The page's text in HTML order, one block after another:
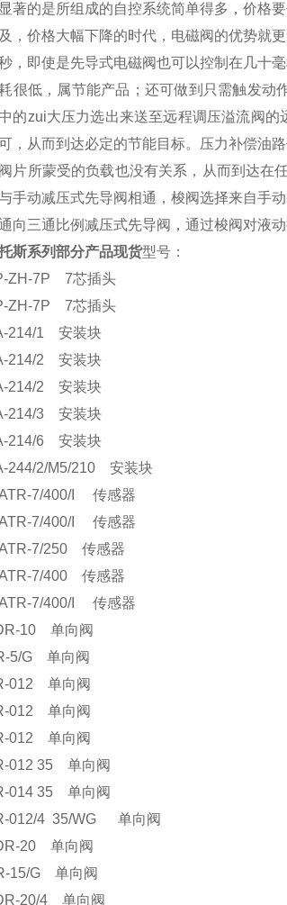
著的是所组成的自控系统简单得多，价格
，价格大幅下降的时代，电磁阀的优势就
，即使是先导式电磁阀也可以控制在几十
很低，属节能产品；还可做到只需触发动
的zui大压力选出来送至远程调压溢流阀
，从而到达必定的节能目标。压力补偿油
片所蒙受的负载也没有关系，从而到达在
手动减压式先导阀相通，梭阀选择来自手
向三通比例减压式先导阀，通过梭阀对液动
斯系列部分产品现货型号：
ZH-7P 7芯插头
ZH-7P 7芯插头
214/1 安装块
214/2 安装块
214/2 安装块
214/3 安装块
214/6 安装块
244/2/M5/210 安装块
7/400/I 传感器
7/400/I 传感器
7/250 传感器
7/400 传感器
7/400/I 传感器
10 单向阀
5/G 单向阀
012 单向阀
012 单向阀
012 单向阀
012 35 单向阀
014 35 单向阀
012/4 35/WG 单向阀
20 单向阀
15/G 单向阀
20/4 单向阀